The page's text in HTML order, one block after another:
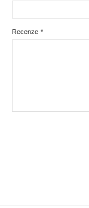
*
Recenze